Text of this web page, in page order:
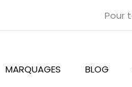
Pour
MARQUAGES BLOG